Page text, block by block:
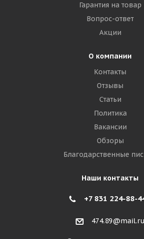
Гарантия на товар
Вопрос-ответ
Акции
О компании
Контакты
Отзывы
Статьи
Политика
Вакансии
Обзоры
Благодарственные
Наши контакты
+7 831 224-88-
474.89@mail.ru